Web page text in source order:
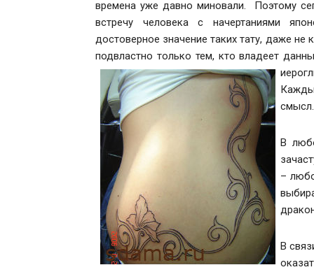
времена уже давно миновали. Поэтому
встречу человека с начертаниями
достоверное значение таких тату, даже
подвластно только тем, кто владеет
смысл.
В
–
В